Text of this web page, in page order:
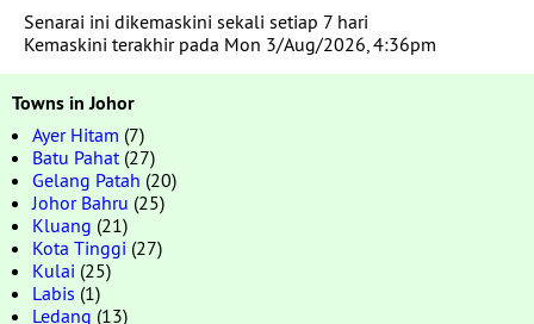
Senarai ini dikemaskini sekali setiap 7 hari
Kemaskini terakhir pada Mon 3/Aug/2026, 4:36pm
Towns in Johor
Ayer Hitam (7)
Batu Pahat(27)
Gelang Patah (20)
Johor Bahru (25)
Kluang (21)
Kota Tinggi (27)
Kulai (25)
Labis (1)
Ledang (13)